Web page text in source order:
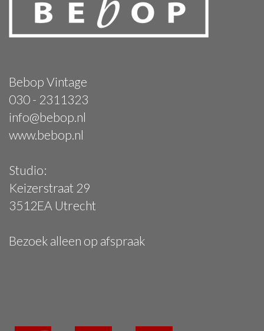
Bebop Vintage
030 - 2311323
info@bebop.nl
www.bebop.nl
Studio:
Keizerstraat 29
3512EA Utrecht
Bezoek alleen op afspraak